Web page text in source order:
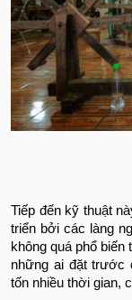
Tiếp đến kỹ thuật
triển bởi các làng
không quá phổ
những ai đặt trước
tốn nhiều thời gian,